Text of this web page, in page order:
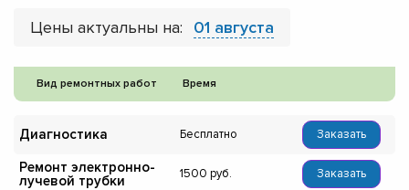
Цены актуальны на: 01 августа
Вид ремонтных работ Время
Диагностика Бесплатно Заказать
Ремонт электронно-
лучевой трубки
1500 Заказать